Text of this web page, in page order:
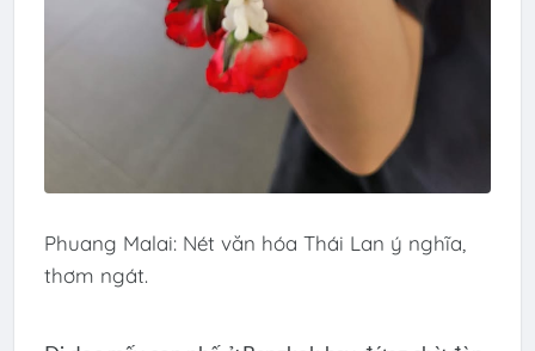
Phuang Malai: Nét văn hóa Thái Lan ý nghĩa,
thơm ngát.